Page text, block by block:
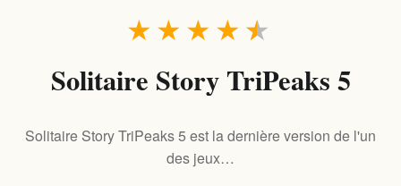
★
★
★
★
★
Solitaire Story TriPeaks 5
Solitaire Story TriPeaks 5 est la dernière version de l'un
des jeux…